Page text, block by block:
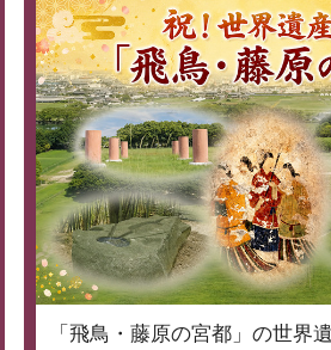
「飛鳥・藤原の宮都」の世界